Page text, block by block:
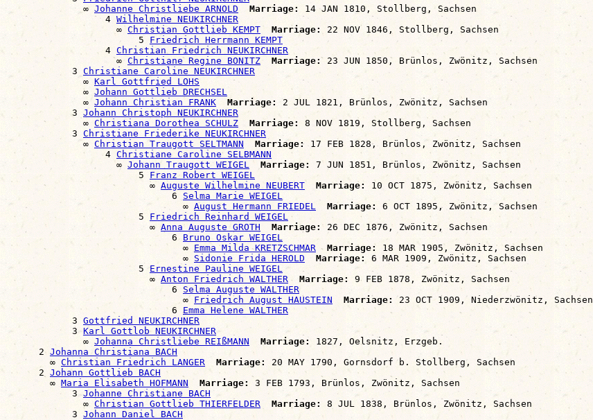
              ∞
Johanne Christliebe ARNOLD Marriage:
14 JAN 1810, Stollberg, Sachsen
                  4
Wilhelmine NEUKIRCHNER
                    ∞
Christian Gottlieb KEMPT Marriage:
22 NOV 1846, Stollberg, Sachsen
                        5
Friedrich Herrmann KEMPT
                  4
Christian Friedrich NEUKIRCHNER
                    ∞
Christiane Regine BONITZ Marriage: 23 JUN 1850, Brünlos, Zwönitz, Sachsen
            3
Christiane Caroline NEUKIRCHNER
              ∞
Karl Gottfried LOHS
              ∞
Johann Gottlieb DRECHSEL
              ∞
Johann Christian FRANK Marriage:
2 JUL 1821, Brünlos, Zwönitz, Sachsen
            3
Johann Christoph NEUKIRCHNER
              ∞
Christiana Dorothea SCHULZ Marriage:
8 NOV 1819, Stollberg, Sachsen
            3
Christiane Friederike NEUKIRCHNER
              ∞
Christian Traugott SELTMANN Marriage: 17 FEB 1828, Brünlos, Zwönitz, Sachsen
                  4
Christiane Caroline SELBMANN
                    ∞
Johann Traugott WEIGEL Marriage:
7 JUN 1851, Brünlos, Zwönitz, Sachsen
                        5
Franz Robert WEIGEL
                          ∞
Auguste Wilhelmine NEUBERT Marriage:
10 OCT 1875, Zwönitz, Sachsen
                              6
Selma Marie WEIGEL
                                ∞
August Hermann FRIEDEL Marriage:
6 OCT 1895, Zwönitz, Sachsen
                        5
Friedrich Reinhard WEIGEL
                          ∞
Anna Auguste GROTH Marriage: 26 DEC 1876, Zwönitz, Sachsen
                              6
Bruno Oskar WEIGEL
                                ∞
Emma Milda KRETZSCHMAR Marriage:
18 MAR 1905, Zwönitz, Sachsen
                                ∞
Sidonie Frida HEROLD Marriage:
6 MAR 1909, Zwönitz, Sachsen
                        5
Ernestine Pauline WEIGEL
                          ∞
Anton Friedrich WALTHER Marriage:
9 FEB 1878, Zwönitz, Sachsen
                              6
Selma Auguste WALTHER
                                ∞
Friedrich August HAUSTEIN Marriage: 23 OCT 1909, Niederzwönitz, Sachsen
                              6
Emma Helene WALTHER
            3
Gottfried NEUKIRCHNER
            3
Karl Gottlob NEUKIRCHNER
              ∞
Johanna Christliebe REIßMANN Marriage:
1827, Oelsnitz, Erzgeb.
      2
Johanna Christiana BACH
        ∞
Christian Friedrich LANGER Marriage:
20 MAY 1790, Gornsdorf b. Stollberg, Sachsen
      2
Johann Gottlieb BACH
        ∞
Maria Elisabeth HOFMANN Marriage:
3 FEB 1793, Brünlos, Zwönitz, Sachsen
            3
Johanne Christiane BACH
              ∞
Christian Gottlieb THIERFELDER Marriage:
8 JUL 1838, Brünlos, Zwönitz, Sachsen
            3
Johann Daniel BACH